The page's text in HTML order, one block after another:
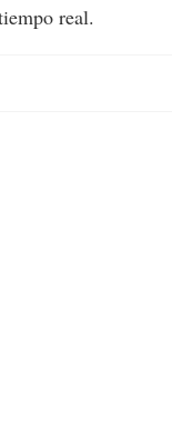
real.